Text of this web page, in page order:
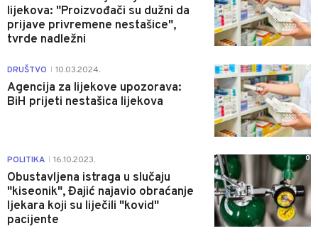
lijekova: "Proizvođači su dužni da
prijave privremene nestašice",
tvrde nadležni
DRUŠTVO 10.03.2024.
Agencija za lijekove upozorava:
BiH prijeti nestašica lijekova
0
POLITIKA 16.10.2023.
Obustavljena istraga u slučaju
"kiseonik", Đajić najavio obraćanje
ljekara koji su liječili "kovid"
pacijente
0